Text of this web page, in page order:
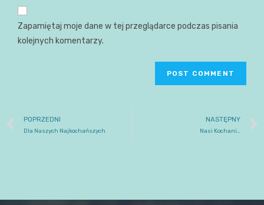
Zapamiętaj moje dane w tej przeglądarce podczas pisania
kolejnych komentarzy.
POPRZEDNI
Dla Naszych Najkochańszych
NASTĘPNY
Nasi Kochani…